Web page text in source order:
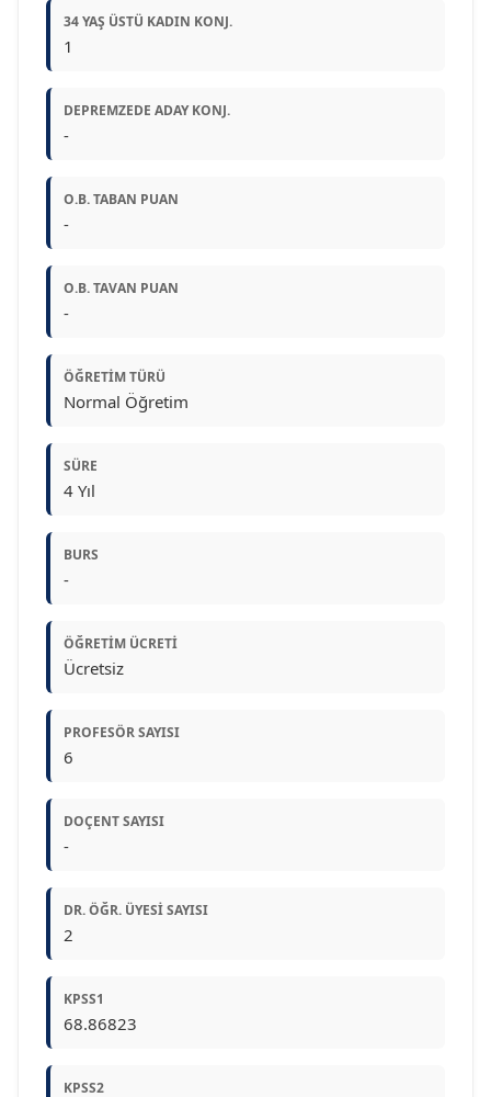
34 YAŞ ÜSTÜ KADIN KONJ.
1
DEPREMZEDE ADAY KONJ.
-
O.B. TABAN PUAN
-
O.B. TAVAN PUAN
-
ÖĞRETIM TÜRÜ
Normal Öğretim
SÜRE
4 Yıl
BURS
-
ÖĞRETIM ÜCRETI
Ücretsiz
PROFESÖR SAYISI
6
DOÇENT SAYISI
-
DR. ÖĞR. ÜYESI SAYISI
2
KPSS1
68.86823
KPSS2